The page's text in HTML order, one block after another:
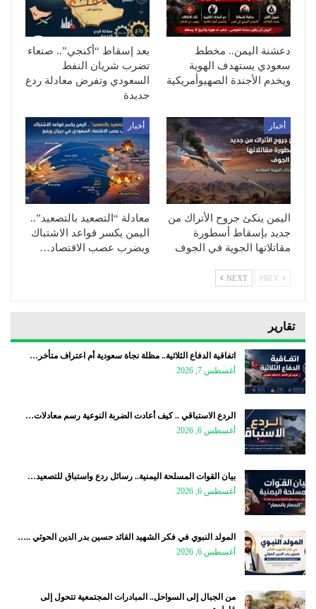
دعشنة اليمن.. مخطط
سعودي يستهدف الهوية
ويخدم الأجندة الصهيوأمريكية
بعد إسقاط “أكنجي”.. صنعاء
تضرب شريان النفط
السعودي وتفرض معادلة ردع
جديدة
أخبار
اليمن ينكئ جروح الأتراك من
جديد بإسقاط أسطورة
مقاتلاتها الجوية في الجوف
أخبار
معادلة “التصعيد بالتصعيد”..
اليمن يكسر قواعد الاشتباك
ويضرب عصب الاقتصاد…
NEXT
تقارير
اتفاقية الدفاع الثلاثية.. مظلة نجاة سعودية أم اعتراف متأخر…
أغسطس 7, 2026
الردع الاستباقي .. كيف أعادت الضربة النوعية رسم معادلات…
أغسطس 6, 2026
بيان القوات المسلحة اليمنية.. رسائل ردع واستباق للتصعيد…
أغسطس 6, 2026
المولد النبوي في فكر الشهيد القائد حسين بدر الدين الحوثي ..…
أغسطس 6, 2026
من الجبال إلى السواحل.. المبادرات المجتمعية تتحول إلى